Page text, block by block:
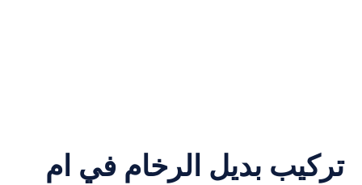
تركيب بديل الرخام في ام